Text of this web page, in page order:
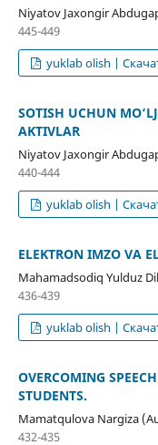
Niyatov Jaxongir
445-449
yuklab olish |
SOTISH UCHUN
AKTIVLAR
Niyatov Jaxongir
440-444
yuklab olish |
ELEKTRON IMZO VA
Mahamadsodiq Yulduz
436-439
yuklab olish |
OVERCOMING
STUDENTS.
Mamatqulova Nargiza
432-435